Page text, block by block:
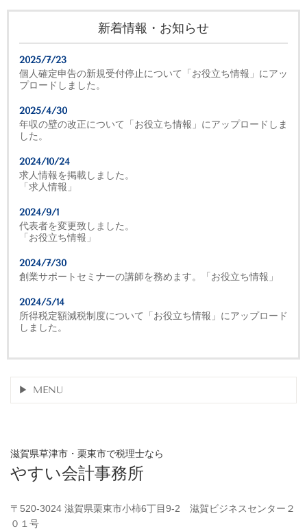
新着情報・お知らせ
2025/7/23
個人確定申告の新規受付停止について「お役立ち情報」にアッ
プロードしました。
2025/4/30
年収の壁の改正について「お役立ち情報」にアップロードしま
した。
2024/10/24
求人情報を掲載しました。
「求人情報」
2024/9/1
代表者を変更致しました。
「お役立ち情報」
2024/7/30
創業サポートセミナーの講師を務めます。「お役立ち情報」
2024/5/14
所得税定額減税制度について「お役立ち情報」にアップロード
しました。
MENU
滋賀県草津市・栗東市で税理士なら
やすい会計事務所
〒520-3024 滋賀県栗東市小柿6丁目9-2 滋賀ビジネスセンター２
０１号